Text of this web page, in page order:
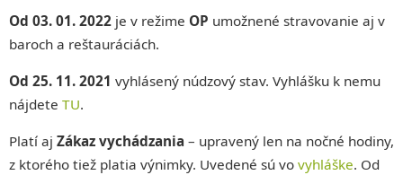
Od 03. 01. 2022 je v režime OP umožnené stravovanie aj v
baroch a reštauráciách.
Od 25. 11. 2021 vyhlásený núdzový stav. Vyhlášku k nemu
nájdete TU.
Platí aj Zákaz vychádzania – upravený len na nočné hodiny,
z ktorého tiež platia výnimky. Uvedené sú vo vyhláške. Od